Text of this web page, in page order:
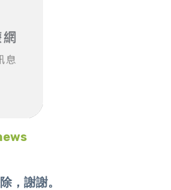
，謝謝。